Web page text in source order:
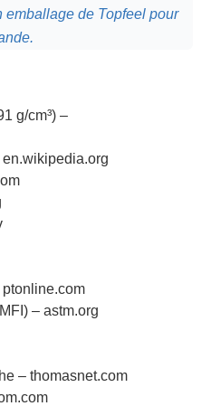
emballage de Topfeel pour
g/cm³) –
– astm.org
– thomasnet.com